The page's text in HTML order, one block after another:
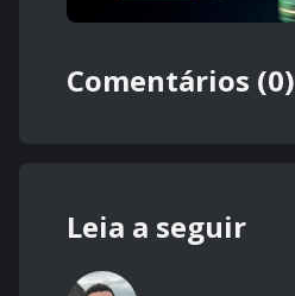
Comentários (0)
Leia a seguir